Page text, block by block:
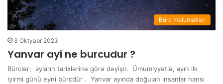
Bürc məlumatları
3 Oktyabr 2023
Yanvar ayi ne burcudur ?
Bürclər; ayların tarixlərinə görə dəyişir. Ümumiyyətlə, ayın ilk
iyirmi günü eyni bürcdür . Yanvar ayında doğulan insanlar hansı